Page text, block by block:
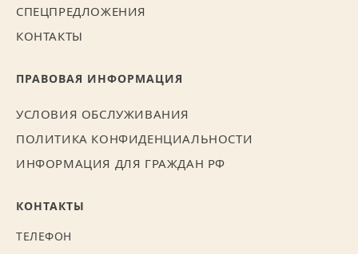
СПЕЦПРЕДЛОЖЕНИЯ
КОНТАКТЫ
ПРАВОВАЯ ИНФОРМАЦИЯ
УСЛОВИЯ ОБСЛУЖИВАНИЯ
ПОЛИТИКА КОНФИДЕНЦИАЛЬНОСТИ
ИНФОРМАЦИЯ ДЛЯ ГРАЖДАН РФ
КОНТАКТЫ
ТЕЛЕФОН